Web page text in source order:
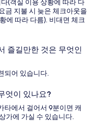
(객실 이용 상황에 따라 다
금 지불 시 늦은 체크아웃을
에 따라 다름). 비대면 체크
즐길만한 것은 무엇인
되어 있습니다.
엇이 있나요?
타에서 걸어서 9분이면 캐
가에 가실 수 있습니다.